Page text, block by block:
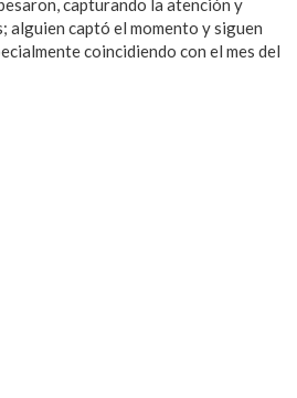
capturando la atención y
alguien captó el momento y siguen
coincidiendo con el mes del